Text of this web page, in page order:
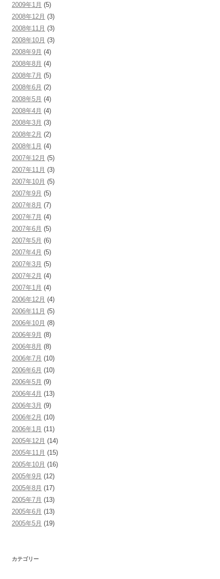
2009年1月 (5)
2008年12月 (3)
2008年11月 (3)
2008年10月 (3)
2008年9月 (4)
2008年8月 (4)
2008年7月 (5)
2008年6月 (2)
2008年5月 (4)
2008年4月 (4)
2008年3月 (3)
2008年2月 (2)
2008年1月 (4)
2007年12月 (5)
2007年11月 (3)
2007年10月 (5)
2007年9月 (5)
2007年8月 (7)
2007年7月 (4)
2007年6月 (5)
2007年5月 (6)
2007年4月 (5)
2007年3月 (5)
2007年2月 (4)
2007年1月 (4)
2006年12月 (4)
2006年11月 (5)
2006年10月 (8)
2006年9月 (8)
2006年8月 (8)
2006年7月 (10)
2006年6月 (10)
2006年5月 (9)
2006年4月 (13)
2006年3月 (9)
2006年2月 (10)
2006年1月 (11)
2005年12月 (14)
2005年11月 (15)
2005年10月 (16)
2005年9月 (12)
2005年8月 (17)
2005年7月 (13)
2005年6月 (13)
2005年5月 (19)
カテゴリー